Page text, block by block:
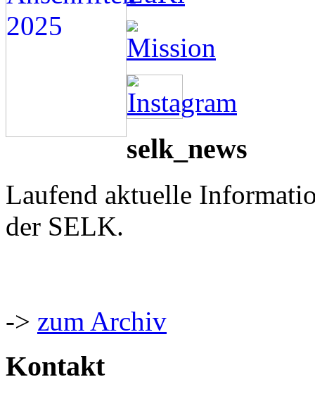
selk_news
Laufend aktuelle
der SELK.
-> zum Archiv
Kontakt